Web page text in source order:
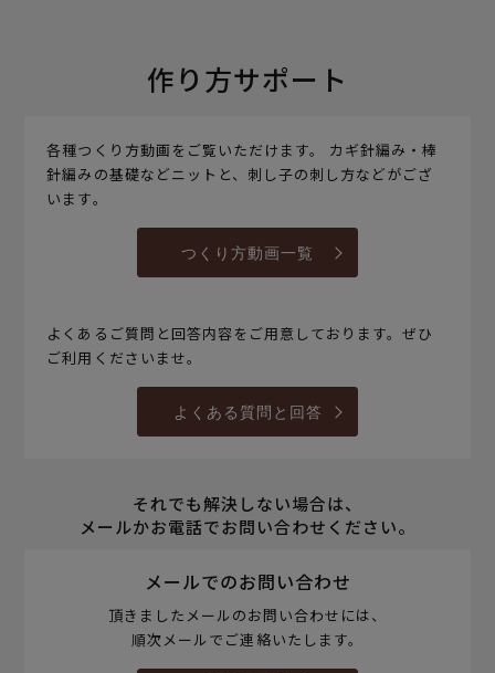
作り方サポート
各種つくり方動画をご覧いただけます。 カギ針編み・棒
針編みの基礎などニットと、刺し子の刺し方などがござ
います。
つくり方動画一覧
よくあるご質問と回答内容をご用意しております。ぜひ
ご利用くださいませ。
よくある質問と回答
それでも解決しない場合は、
メールかお電話でお問い合わせください。
メールでのお問い合わせ
頂きましたメールのお問い合わせには、
順次メールでご連絡いたします。